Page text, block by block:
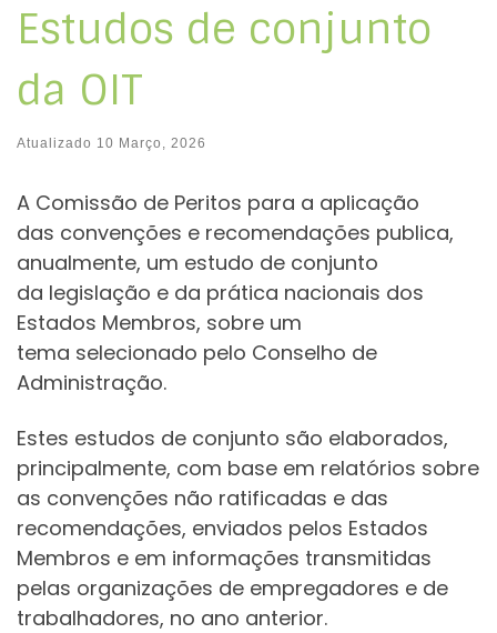
Estudos de conjunto
da OIT
Atualizado 10 Março, 2026
A Comissão de Peritos para a aplicação
das convenções e recomendações publica,
anualmente, um estudo de conjunto
da legislação e da prática nacionais dos
Estados Membros, sobre um
tema selecionado pelo Conselho de
Administração.
Estes estudos de conjunto são elaborados,
principalmente, com base em relatórios sobre
as convenções não ratificadas e das
recomendações, enviados pelos Estados
Membros e em informações transmitidas
pelas organizações de empregadores e de
trabalhadores, no ano anterior.